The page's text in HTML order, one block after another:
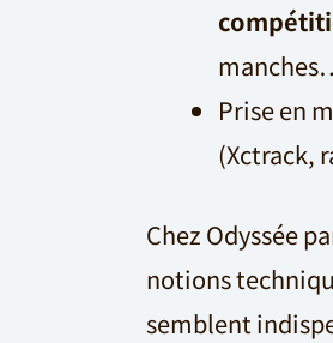
Prise en
(Xctrack,
Chez Odyssée
notions
semblent